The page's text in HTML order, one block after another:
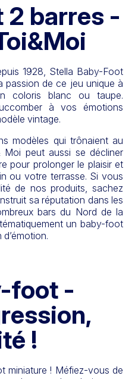
2 barres -
1928, Stella Baby-Foot
passion de ce jeu unique à
coloris blanc ou taupe.
à vos émotions
vintage.
modèles qui trônaient au
peut aussi se décliner
pour prolonger le plaisir et
ou votre terrasse. Si vous
de nos produits, sachez
sa réputation dans les
bars du Nord de la
un baby-foot
foot -
!
miniature ! Méfiez-vous de